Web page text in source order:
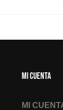
Mi cuenta
MI